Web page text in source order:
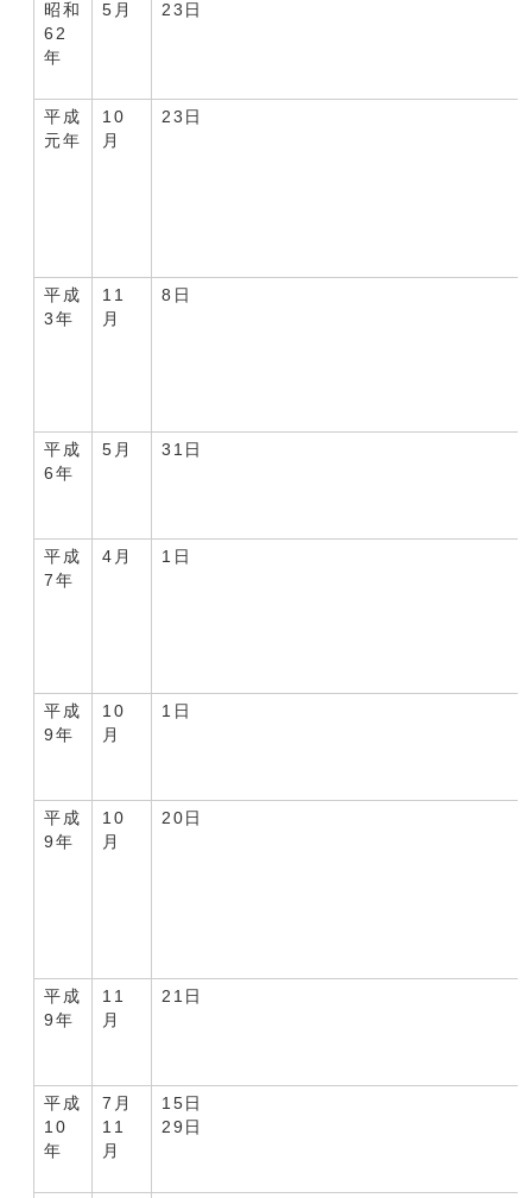
昭和
62
年
5月 23日
平成
元年
10
月
23日
平成
3年
11
月
8日
平成
6年
5月 31日
平成
7年
4月 1日
平成
9年
10
月
1日
平成
9年
10
月
20日
平成
9年
11
月
21日
平成
10
年
7月
11
月
15日
29日